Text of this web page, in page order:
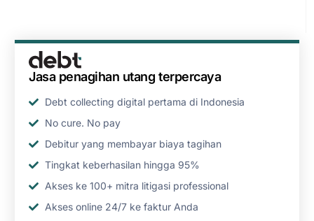
Jasa penagihan utang terpercaya
Debt collecting digital pertama di Indonesia
No cure. No pay
Debitur yang membayar biaya tagihan
Tingkat keberhasilan hingga 95%
Akses ke 100+ mitra litigasi professional
Akses online 24/7 ke faktur Anda